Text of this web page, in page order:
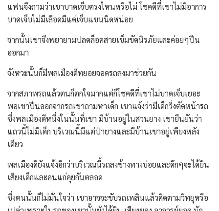
แฟนจึงถามว่าเขาบาดเจ็บตรงไหนหรือไม่ โชคดีที่เขาไม่มีอาการ
บาดเจ็บไม่มีเลือดมีแค่เจ็บแขนนิดหน่อย
จากนั้นเขาจึงพยายามปลดล็อคสายเข็มขัดนิรภัยและค่อยๆปีน
ออกมา
จังหวะนั้นก็มีพลเมืองดีทยอยจอดรถลงมาช่วยกัน
จากสภาพรถแล้วตนก็ตกใจมากแต่ก็โชคดีที่เขาไม่บาดเจ็บเยอะ
พอเขาปีนออกจากรถเขาถามหาเด็ก เขาแจ้งว่ามีเด็กวิ่งตัดหน้ารถ
ซึ่งพลเมืองดีหนึ่งในนั้นที่เขา มีบ้านอยู่ในสวนยาง เขายืนยันว่า
แถวนี้ไม่มีเด็ก บริเวณนี้มีแต่ป่ายางและมีบ้านเขาอยู่เพียงหลัง
เดียว
พลเมืองดียังแจ้งอีกว่าบริเวณนี้รถลงข้างทางบ่อยและดึกๆจะได้ยิน
เสียงเด็กและคนแก่คุยกันตลอด
ซึ่งตนนั้นก็ไม่มั่นใจว่า เขาอาจจะขับรถเพลินแล้วคิดตามวิทยุหรือ